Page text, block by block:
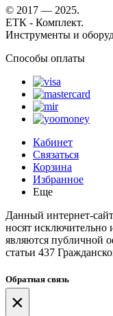
© 2017 — 2025.
ЕТК - Комплект.
Инструменты и
Способы оплаты
Кабинет
Связаться
Корзина
Избранное
Еще
Данный интернет-
носят
являются публичной
статьи 437
Обратная связь
×